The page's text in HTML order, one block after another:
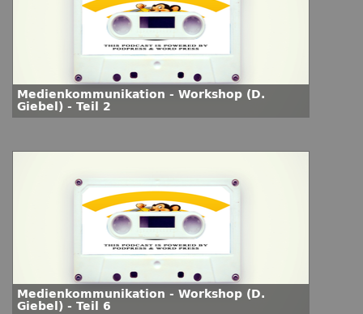
Medienkommunikation - Workshop (D.
Giebel) - Teil 2
Medienkommunikation - Workshop (D.
Giebel) - Teil 6